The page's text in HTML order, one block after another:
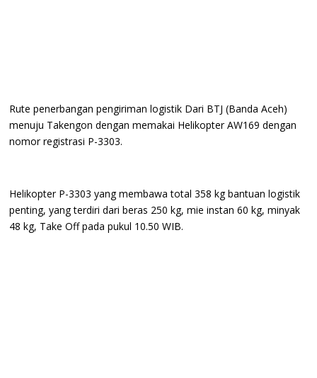
‎Rute penerbangan pengiriman logistik Dari BTJ (Banda Aceh)
menuju Takengon dengan memakai Helikopter AW169 dengan
nomor registrasi P-3303.
‎Helikopter P-3303 yang membawa total 358 kg bantuan logistik
penting, yang terdiri dari beras 250 kg, mie instan 60 kg, minyak
48 kg, Take Off pada pukul 10.50 WIB.